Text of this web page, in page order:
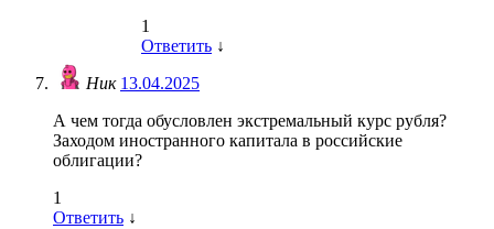
1
Ответить ↓
Ник 13.04.2025
А чем тогда обусловлен экстремальный курс рубля?
Заходом иностранного капитала в российские
облигации?
1
Ответить ↓